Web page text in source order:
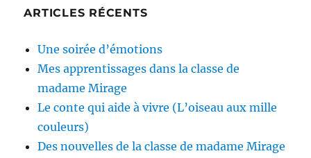
ARTICLES RÉCENTS
Une soirée d’émotions
Mes apprentissages dans la classe de
madame Mirage
Le conte qui aide à vivre (L’oiseau aux mille
couleurs)
Des nouvelles de la classe de madame Mirage